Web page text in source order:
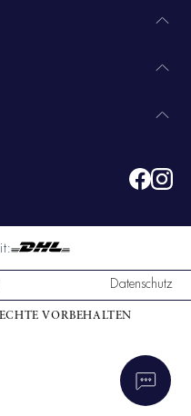
Datenschutz
VORBEHALTEN